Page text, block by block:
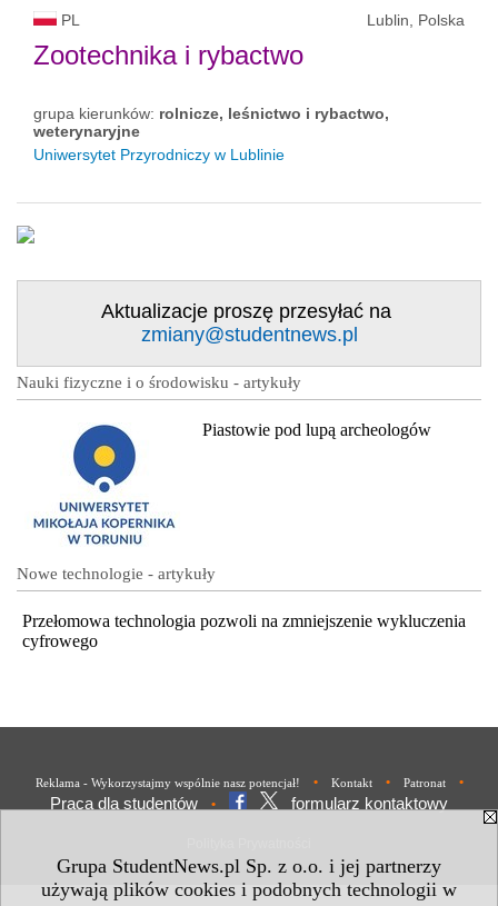
Grupa StudentNews.pl Sp. z o.o. i jej partnerzy
używają plików cookies i podobnych technologii w
PL Lublin, Polska
Zootechnika i rybactwo
grupa kierunków: rolnicze, leśnictwo i rybactwo,
weterynaryjne
Uniwersytet Przyrodniczy w Lublinie
Aktualizacje proszę przesyłać na
zmiany@studentnews.pl
Nauki fizyczne i o środowisku - artykuły
Piastowie pod lupą archeologów
Nowe technologie - artykuły
Przełomowa technologia pozwoli na zmniejszenie wykluczenia
cyfrowego
Reklama - Wykorzystajmy wspólnie nasz potencjał! • Kontakt • Patronat •
Praca dla studentów • formularz kontaktowy